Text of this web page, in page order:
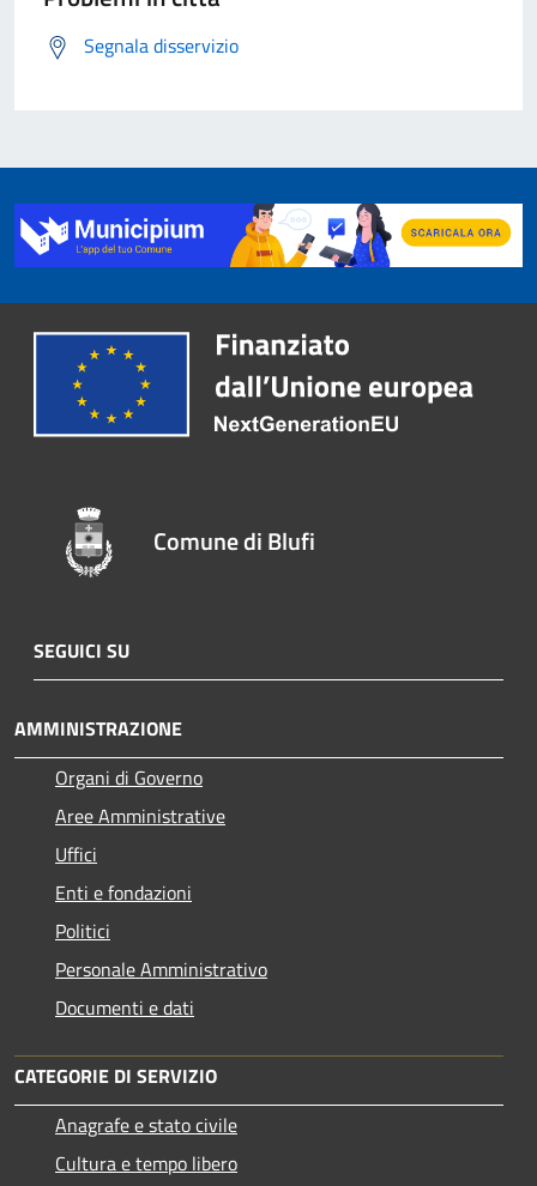
Segnala disservizio
Comune di Blufi
SEGUICI SU
AMMINISTRAZIONE
Organi di Governo
Aree Amministrative
Uffici
Enti e fondazioni
Politici
Personale Amministrativo
Documenti e dati
CATEGORIE DI SERVIZIO
Anagrafe e stato civile
Cultura e tempo libero